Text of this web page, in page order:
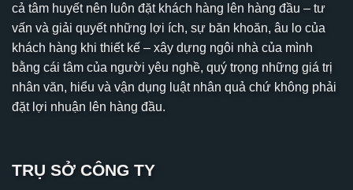
cả tâm huyết nên luôn đặt khách hàng lên hàng đầu – tư
vấn và giải quyết những lợi ích, sự băn khoăn, âu lo của
khách hàng khi thiết kế – xây dựng ngôi nhà của mình
bằng cái tâm của người yêu nghề, quý trọng những giá trị
nhân văn, hiểu và vận dụng luật nhân quả chứ không phải
đặt lợi nhuận lên hàng đầu.
TRỤ SỞ CÔNG TY